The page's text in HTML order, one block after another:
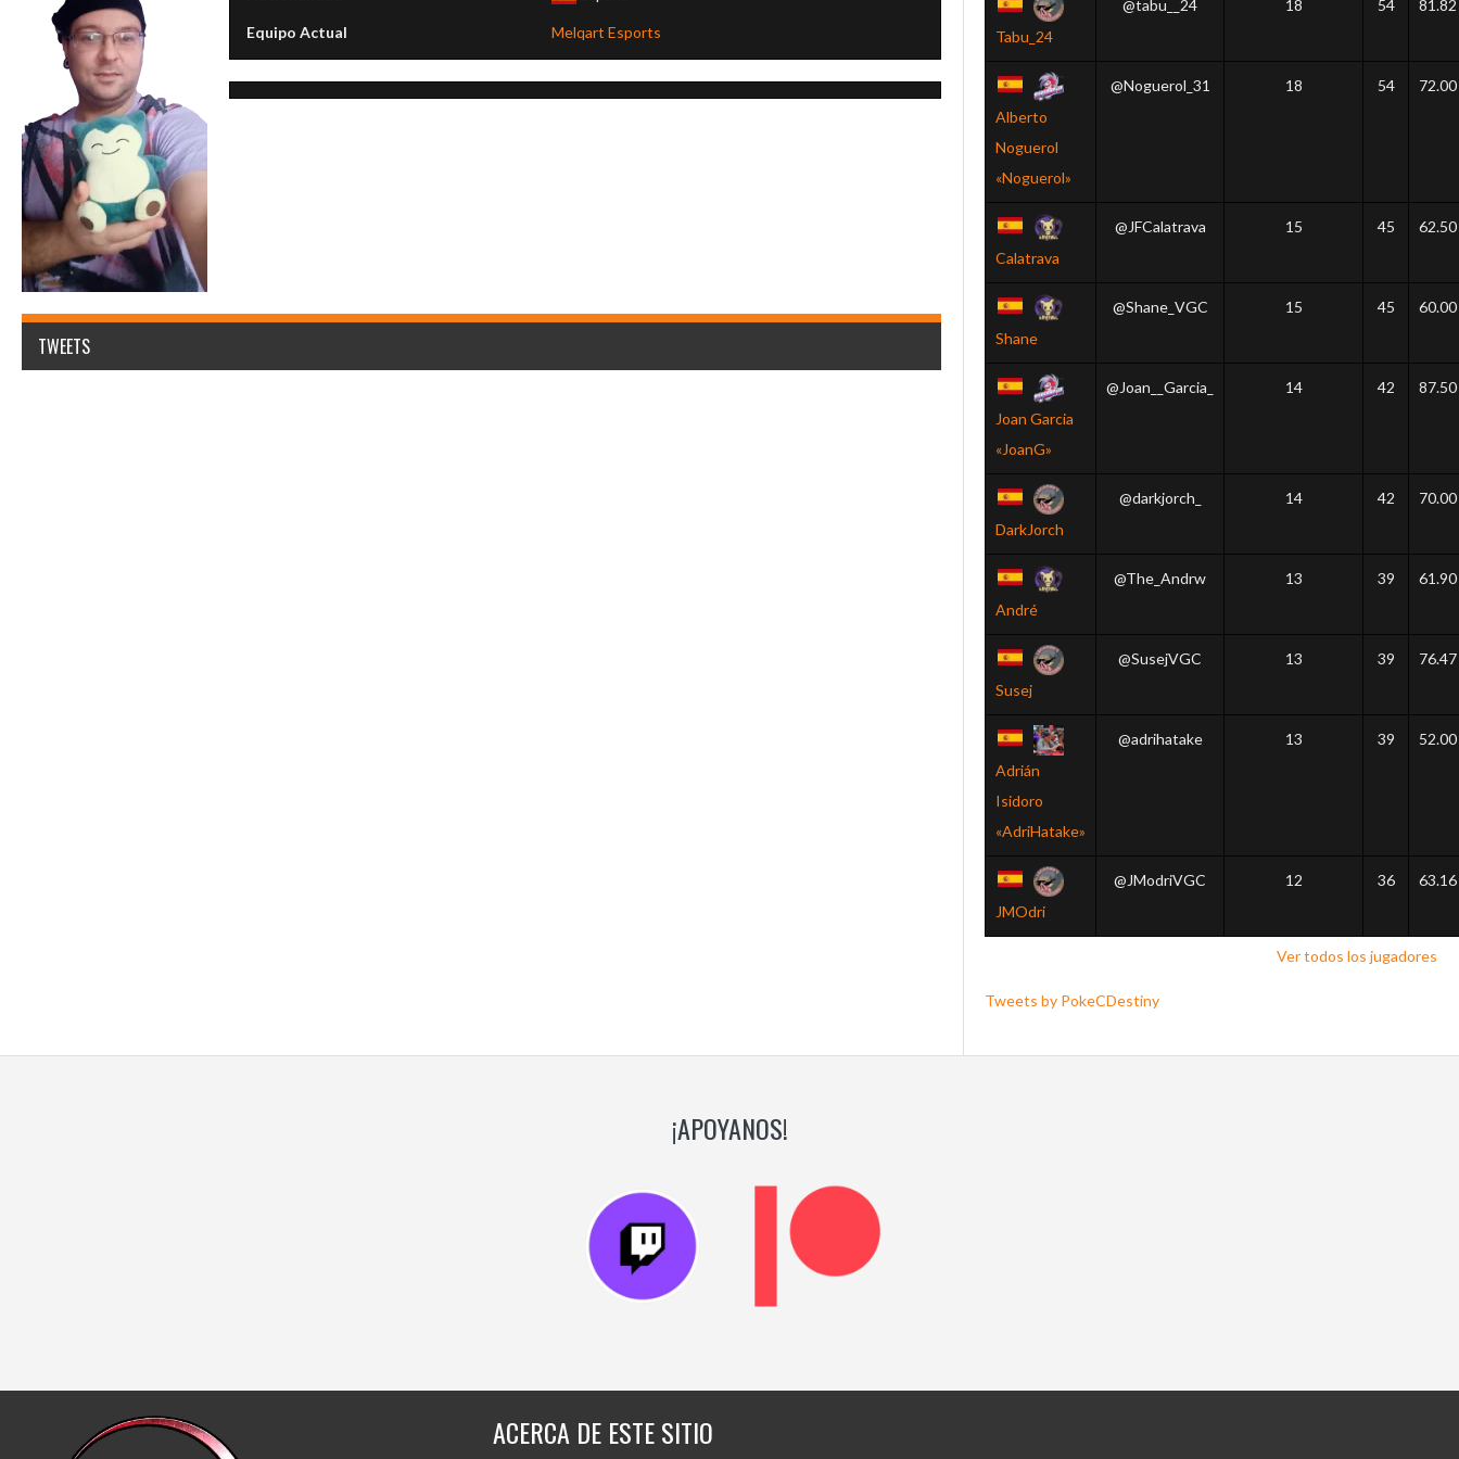
Equipo Actual Melqart Esports
TWEETS
Tabu_24
@tabu__24 18 54 81.82
Alberto
Noguerol
«Noguerol»
@Noguerol_31 18 54 72.00
Calatrava
@JFCalatrava 15 45 62.50
Shane
@Shane_VGC 15 45 60.00
Joan Garcia
«JoanG»
@Joan__Garcia_ 14 42 87.50
DarkJorch
@darkjorch_ 14 42 70.00
André
@The_Andrw 13 39 61.90
Susej
@SusejVGC 13 39 76.47
Adrián
Isidoro
«AdriHatake»
@adrihatake 13 39 52.00
JMOdri
@JModriVGC 12 36 63.16
Ver todos los jugadores
Tweets by PokeCDestiny
¡APOYANOS!
ACERCA DE ESTE SITIO